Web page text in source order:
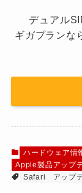
デュアル
ギガプランな
ハードウェア情
Apple製品アップ
Safari
アップ